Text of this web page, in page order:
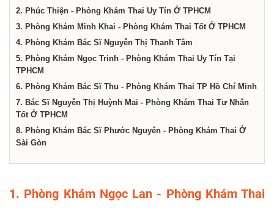
tại
Thành
phố
Minh
2. Phúc Thiện - Phòng Khám Thai Uy Tín Ở TPHCM
3. Phòng Khám Minh Khai - Phòng Khám Thai Tốt Ở TPHCM
4. Phòng Khám Bác Sĩ Nguyễn Thị Thanh Tâm
5. Phòng Khám Ngọc Trinh - Phòng Khám Thai Uy Tín Tại
TPHCM
6. Phòng Khám Bác Sĩ Thu - Phòng Khám Thai TP Hồ Chí Minh
7. Bác Sĩ Nguyễn Thị Huỳnh Mai - Phòng Khám Thai Tư Nhân
Tốt Ở TPHCM
8. Phòng Khám Bác Sĩ Phước Nguyên - Phòng Khám Thai Ở
Sài Gòn
1. Phòng Khám Ngọc Lan - Phòng Khám Thai